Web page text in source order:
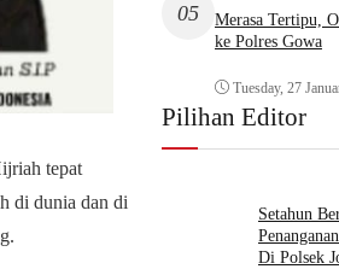
tepat
di dunia dan di
05
Merasa Tertipu,
ke Polres Gowa
Tuesday, 27
Pilihan Editor
Setahun
Di Polsek